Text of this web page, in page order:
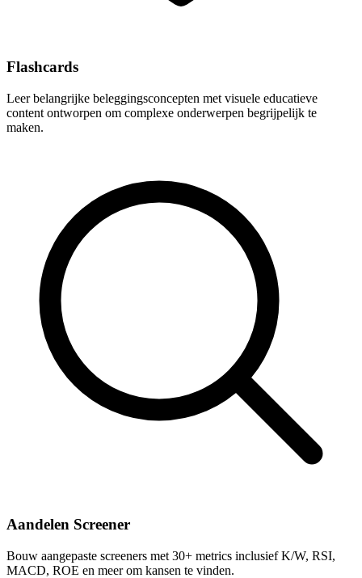
Flashcards
Leer belangrijke beleggingsconcepten met visuele educatieve
content ontworpen om complexe onderwerpen begrijpelijk te
maken.
Aandelen Screener
Bouw aangepaste screeners met 30+ metrics inclusief K/W, RSI,
MACD, ROE en meer om kansen te vinden.